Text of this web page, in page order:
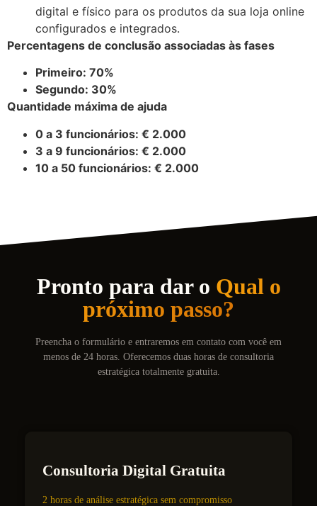
digital e físico para os produtos da sua loja online
configurados e integrados.
Percentagens de conclusão associadas às fases
Primeiro: 70%
Segundo: 30%
Quantidade máxima de ajuda
0 a 3 funcionários: € 2.000
3 a 9 funcionários: € 2.000
10 a 50 funcionários: € 2.000
Pronto para dar o Qual o
próximo passo?
Preencha o formulário e entraremos em contato com você em
menos de 24 horas. Oferecemos duas horas de consultoria
estratégica totalmente gratuita.
Consultoria Digital Gratuita
2 horas de análise estratégica sem compromisso